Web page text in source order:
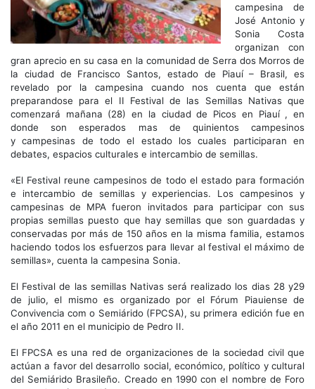
campesina de
José Antonio y
Sonia Costa
organizan con
gran aprecio en su casa en la comunidad de Serra dos Morros de
la ciudad de Francisco Santos, estado de Piauí – Brasil, es
revelado por la campesina cuando nos cuenta que están
preparandose para el II Festival de las Semillas Nativas que
comenzará mañana (28) en la ciudad de Picos en Piauí , en
donde son esperados mas de quinientos campesinos
y campesinas de todo el estado los cuales participaran en
debates, espacios culturales e intercambio de semillas.
«El Festival reune campesinos de todo el estado para formación
e intercambio de semillas y experiencias. Los campesinos y
campesinas de MPA fueron invitados para participar con sus
propias semillas puesto que hay semillas que son guardadas y
conservadas por más de 150 años en la misma familia, estamos
haciendo todos los esfuerzos para llevar al festival el máximo de
semillas», cuenta la campesina Sonia.
El Festival de las semillas Nativas será realizado los dias 28 y29
de julio, el mismo es organizado por el Fórum Piauiense de
Convivencia com o Semiárido (FPCSA), su primera edición fue en
el año 2011 en el municipio de Pedro II.
El FPCSA es una red de organizaciones de la sociedad civil que
actúan a favor del desarrollo social, económico, político y cultural
del Semiárido Brasileño. Creado en 1990 con el nombre de Foro